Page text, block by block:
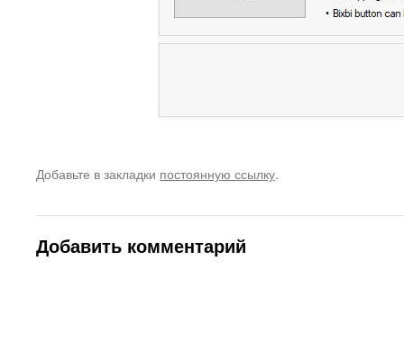
Добавьте в закладки постоянную ссылку.
Добавить комментарий